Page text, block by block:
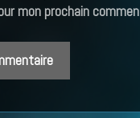
mon prochain